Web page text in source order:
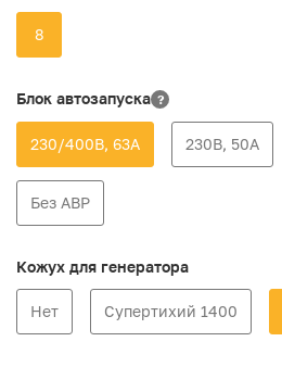
8
Блок автозапуска ?
230/400В, 63А 230В, 50А
Без АВР
Кожух для генератора
Нет Супертихий 1400